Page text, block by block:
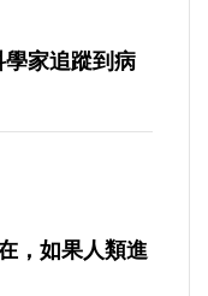
家追蹤到病
，如果人類進